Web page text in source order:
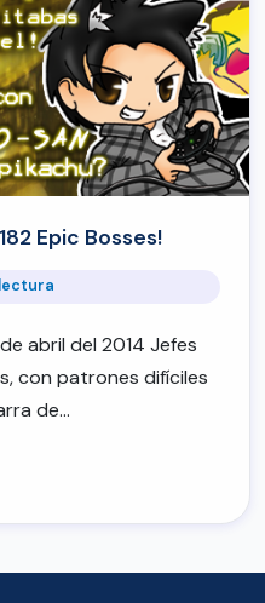
Epic Bosses!
abril del 2014 Jefes
con patrones difíciles
de…